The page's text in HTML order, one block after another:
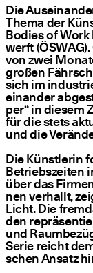
Die
The­ma der
Bodies of
werft
von zwei
gro­ßen
sich im
ein­an­der
per“ in die­sem
für die stets
und die
Die Künst­le­rin
Betriebs­zei­ten
über das
nen ver­hallt,
Licht. Die
den
und
Serie reicht
schen Ansatz